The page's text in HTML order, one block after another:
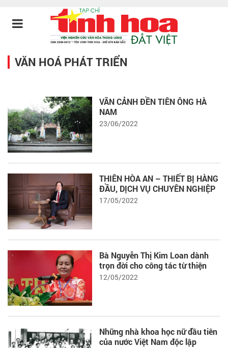
VĂN HOÁ PHÁT TRIỂN
VÃN CẢNH ĐỀN TIÊN ÔNG HÀ
NAM
23/06/2022
THIÊN HÒA AN – THIẾT BỊ HÀNG
ĐẦU, DỊCH VỤ CHUYÊN NGHIỆP
17/05/2022
Bà Nguyễn Thị Kim Loan dành
trọn đời cho công tác từ thiện
12/05/2022
Những nhà khoa học nữ đầu tiên
của nước Việt Nam độc lập